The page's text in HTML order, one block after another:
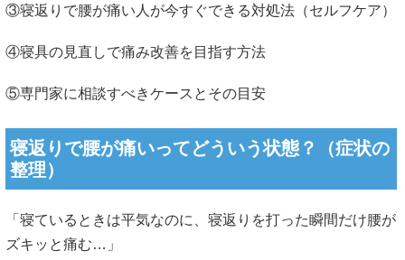
③寝返りで腰が痛い人が今すぐできる対処法（セルフケア）
④寝具の見直しで痛み改善を目指す方法
⑤専門家に相談すべきケースとその目安
寝返りで腰が痛いってどういう状態？（症状の
整理）
「寝ているときは平気なのに、寝返りを打った瞬間だけ腰が
ズキッと痛む…」